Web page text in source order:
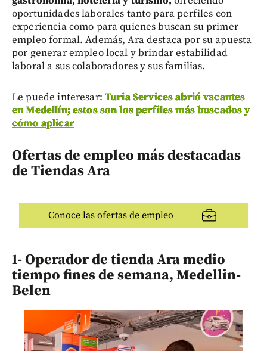
oportunidades laborales tanto para perfiles con
experiencia como para quienes buscan su primer
empleo formal. Además, Ara destaca por su apuesta
por generar empleo local y brindar estabilidad
laboral a sus colaboradores y sus familias.
Le puede interesar: Turia Services abrió vacantes
en Medellín; estos son los perfiles más buscados y
cómo aplicar
Ofertas de empleo más destacadas
de Tiendas Ara
Conoce las ofertas de empleo
1- Operador de tienda Ara medio
tiempo fines de semana, Medellin-
Belen